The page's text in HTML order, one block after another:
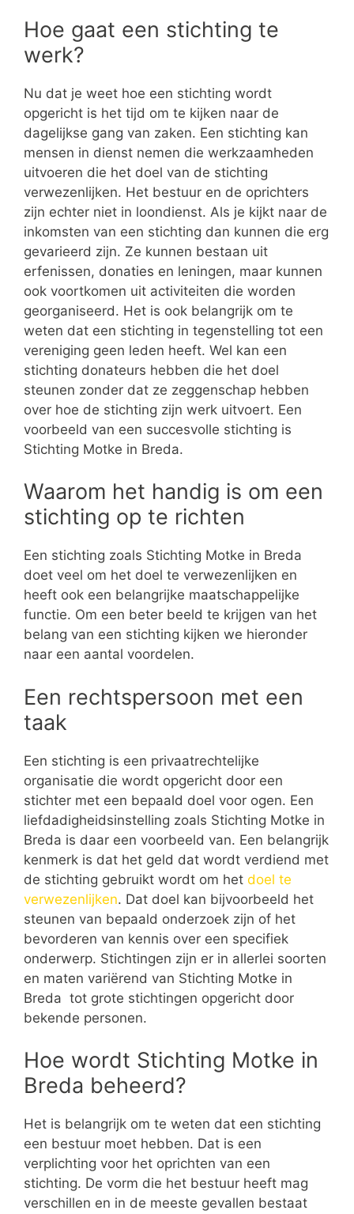
Hoe gaat een stichting te
werk?
Nu dat je weet hoe een stichting wordt
opgericht is het tijd om te kijken naar de
dagelijkse gang van zaken. Een stichting kan
mensen in dienst nemen die werkzaamheden
uitvoeren die het doel van de stichting
verwezenlijken. Het bestuur en de oprichters
zijn echter niet in loondienst. Als je kijkt naar de
inkomsten van een stichting dan kunnen die erg
gevarieerd zijn. Ze kunnen bestaan uit
erfenissen, donaties en leningen, maar kunnen
ook voortkomen uit activiteiten die worden
georganiseerd. Het is ook belangrijk om te
weten dat een stichting in tegenstelling tot een
vereniging geen leden heeft. Wel kan een
stichting donateurs hebben die het doel
steunen zonder dat ze zeggenschap hebben
over hoe de stichting zijn werk uitvoert. Een
voorbeeld van een succesvolle stichting is
Stichting Motke in Breda.
Waarom het handig is om een
stichting op te richten
Een stichting zoals Stichting Motke in Breda
doet veel om het doel te verwezenlijken en
heeft ook een belangrijke maatschappelijke
functie. Om een beter beeld te krijgen van het
belang van een stichting kijken we hieronder
naar een aantal voordelen.
Een rechtspersoon met een
taak
Een stichting is een privaatrechtelijke
organisatie die wordt opgericht door een
stichter met een bepaald doel voor ogen. Een
liefdadigheidsinstelling zoals Stichting Motke in
Breda is daar een voorbeeld van. Een belangrijk
kenmerk is dat het geld dat wordt verdiend met
de stichting gebruikt wordt om het doel te
verwezenlijken. Dat doel kan bijvoorbeeld het
steunen van bepaald onderzoek zijn of het
bevorderen van kennis over een specifiek
onderwerp. Stichtingen zijn er in allerlei soorten
en maten variërend van Stichting Motke in
Breda tot grote stichtingen opgericht door
bekende personen.
Hoe wordt Stichting Motke in
Breda beheerd?
Het is belangrijk om te weten dat een stichting
een bestuur moet hebben. Dat is een
verplichting voor het oprichten van een
stichting. De vorm die het bestuur heeft mag
verschillen en in de meeste gevallen bestaat